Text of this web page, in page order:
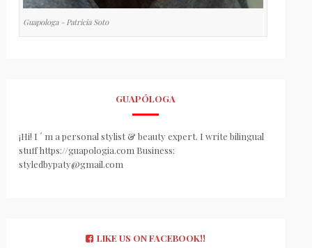
Guapologa - Patricia Soto
GUAPÓLOGA
¡Hi! I ´ m a personal stylist & beauty expert. I write bilingual
stuff https://guapologia.com Business:
styledbypaty@gmail.com
LIKE US ON FACEBOOK!!